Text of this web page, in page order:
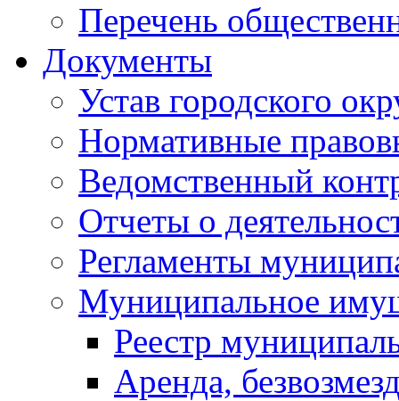
Перечень
Документы
Устав городского
Нормативные
Ведомственный
Отчеты о
Регламенты
Муниципальное
Реестр
Аренда,